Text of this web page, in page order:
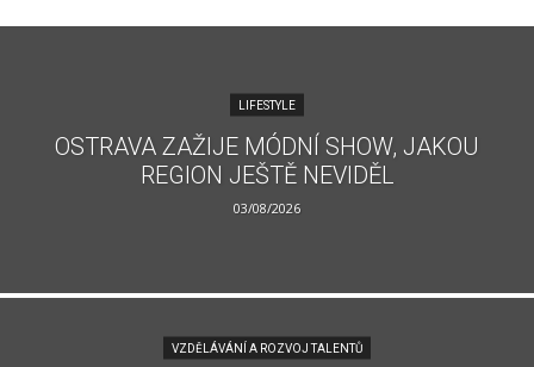
LIFESTYLE
OSTRAVA ZAŽIJE MÓDNÍ SHOW, JAKOU
REGION JEŠTĚ NEVIDĚL
03/08/2026
VZDĚLÁVÁNÍ A ROZVOJ TALENTŮ